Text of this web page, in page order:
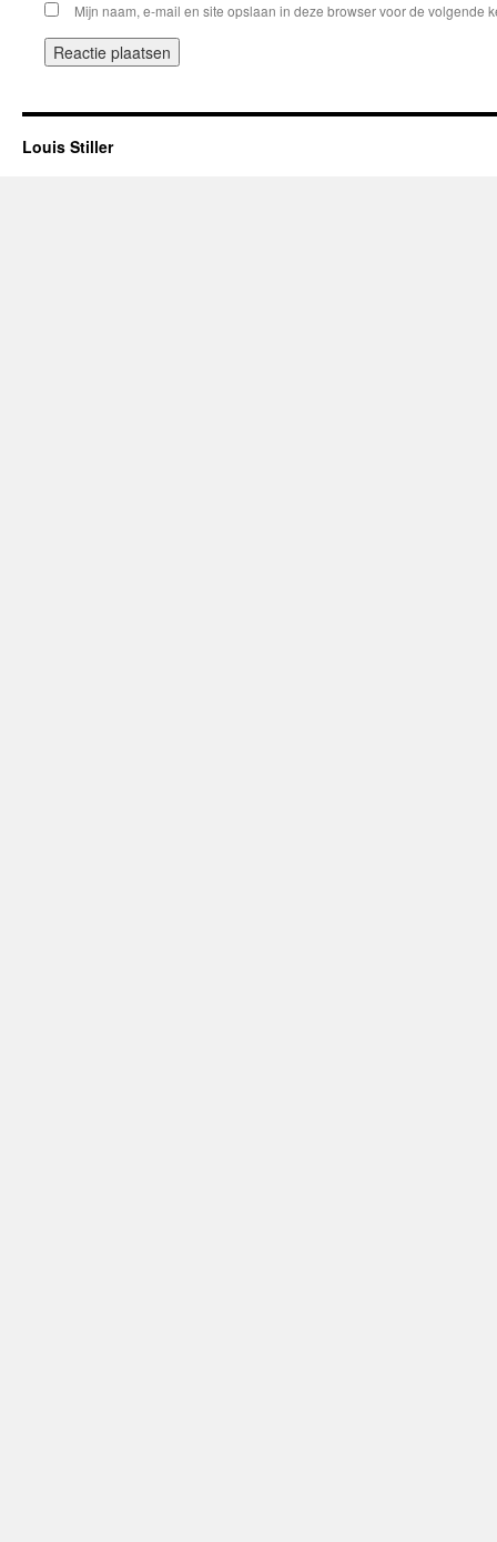
Mijn naam, e-mail en site opslaan in deze browser voor de volgende
Louis Stiller